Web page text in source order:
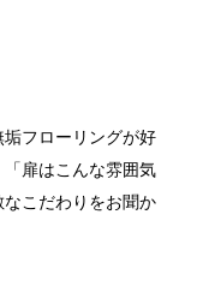
フローリングが好
扉はこんな雰囲気
こだわりをお聞か